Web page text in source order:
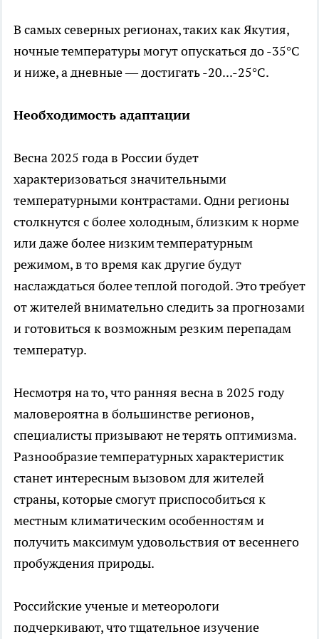
В самых северных регионах, таких как Якутия,
ночные температуры могут опускаться до -35°C
и ниже, а дневные — достигать -20...-25°C.
Необходимость адаптации
Весна 2025 года в России будет
характеризоваться значительными
температурными контрастами. Одни регионы
столкнутся с более холодным, близким к норме
или даже более низким температурным
режимом, в то время как другие будут
наслаждаться более теплой погодой. Это требует
от жителей внимательно следить за прогнозами
и готовиться к возможным резким перепадам
температур.
Несмотря на то, что ранняя весна в 2025 году
маловероятна в большинстве регионов,
специалисты призывают не терять оптимизма.
Разнообразие температурных характеристик
станет интересным вызовом для жителей
страны, которые смогут приспособиться к
местным климатическим особенностям и
получить максимум удовольствия от весеннего
пробуждения природы.
Российские ученые и метеорологи
подчеркивают, что тщательное изучение